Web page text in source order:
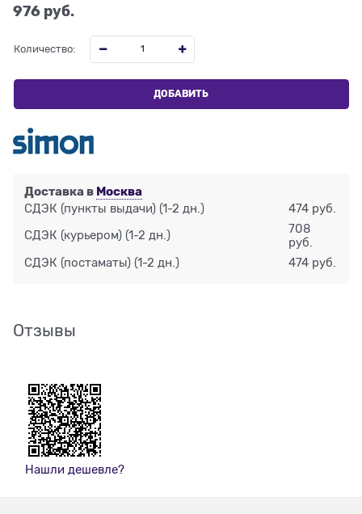
976 руб.
Количество:
ДОБАВИТЬ
Доставка в Москва
СДЭК (пункты выдачи) (1-2 дн.) 474 руб.
СДЭК (курьером) (1-2 дн.)
708
руб.
СДЭК (постаматы) (1-2 дн.) 474 руб.
Отзывы
Нашли дешевле?